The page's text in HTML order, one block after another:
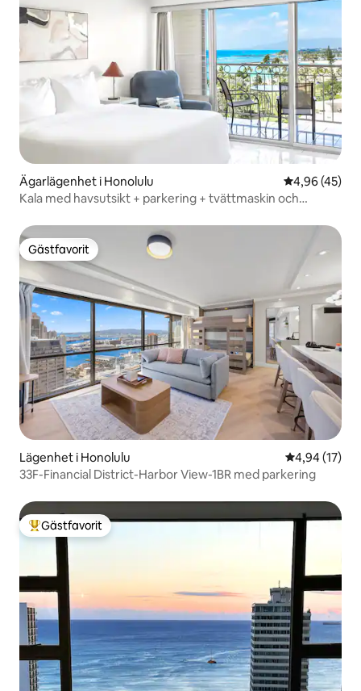
Ägarlägenhet i Honolulu 4,96 av 5 i
4,96 (45)
Kala med havsutsikt + parkering + tvättmaskin och
Gästfavorit
Gästfavorit
Lägenhet i Honolulu 4,94 av 5 i
4,94 (17)
33F-Financial District-Harbor View-1BR med parkering
Populär gästfavorit
Gästfavorit